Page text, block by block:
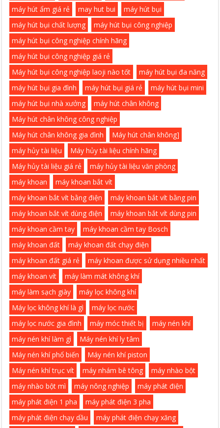
máy hút ẩm giá rẻ may hut bui
máy hút bụi
máy hút bụi chất lượng
máy hút bụi công nghiệp
máy hút bụi công nghiệp chính hãng
máy hút bụi công nghiệp giá rẻ
Máy hút bụi công nghiệp laoji nào tốt
máy hút bụi đa năng
máy hút bụi gia đình
máy hút bụi giá rẻ
máy hút bụi mini
máy hút bụi nhà xưởng
máy hút chân không
Máy hút chân không công nghiệp
Máy hút chân không gia đình
Máy hút chân không]
máy hủy tài liệu
Máy hủy tài liệu chính hãng
Máy hủy tài liệu giá rẻ
máy hủy tài liệu văn phòng
máy khoan
máy khoan bắt vít
máy khoan bắt vít bằng điện
máy khoan bắt vít bằng pin
máy khoan bắt vít dùng điện
máy khoan bắt vít dùng pin
máy khoan cầm tay
máy khoan cầm tay Bosch
máy khoan đất
máy khoan đất chạy điện
máy khoan đất giá rẻ
máy khoan được sử dụng nhiều nhất
máy khoan vít
máy làm mát không khí
máy làm sạch giày
máy lọc không khí
Máy lọc không khí là gì
máy lọc nước
máy lọc nước gia đình
máy móc thiết bị
máy nén khí
máy nén khí làm gì
Máy nén khí ly tâm
Máy nén khí phổ biến
Máy nén khí piston
Máy nén khí trục vít
máy nhám bê tông
máy nhào bột
máy nhào bột mì
máy nông nghiệp
máy phát điện
máy phát điện 1 pha
máy phát điện 3 pha
máy phát điện chạy dầu
máy phát điện chạy xăng